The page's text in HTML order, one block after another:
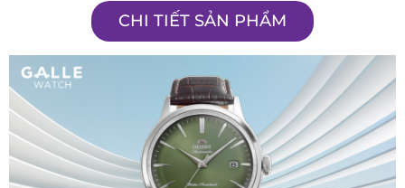
CHI TIẾT SẢN PHẨM